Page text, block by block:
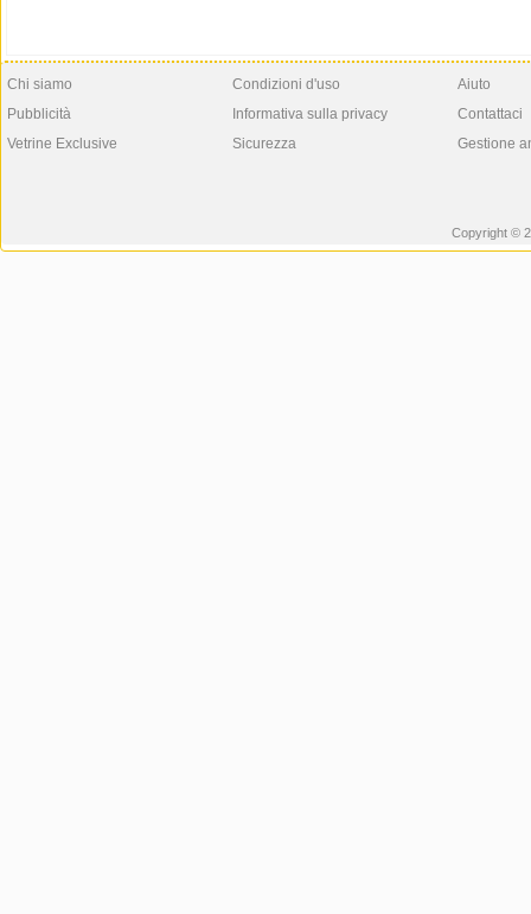
Chi siamo
Pubblicità
Vetrine Exclusive
Condizioni d'uso
Informativa sulla privacy
Sicurezza
Aiuto
Contattaci
Gestione
Copyright ©